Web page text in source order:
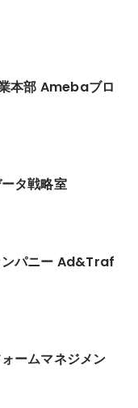
本部 Amebaブロ
タ戦略室
ンパニー Ad&Traf
ームマネジメン